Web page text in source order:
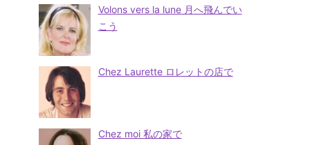
Volons vers la lune 月へ飛んでい
こう
Chez Laurette ロレットの店で
Chez moi 私の家で